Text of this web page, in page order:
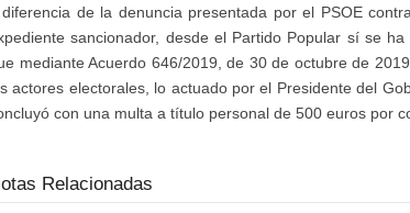
diferencia de la denuncia presentada por el PSOE
sancionador, desde el Partido Popular sí se
mediante Acuerdo 646/2019, de 30 de octubre de
actores electorales, lo actuado por el Presidente del
con una multa a título personal de 500 euros por
Relacionadas